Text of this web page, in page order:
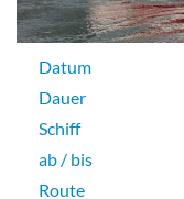
Datum
Dauer
Schiff
ab / bis
Route